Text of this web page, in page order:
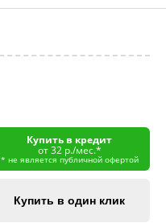
Купить в кредит
от 32 р./мес.*
* не является публичной офертой
Купить в один клик